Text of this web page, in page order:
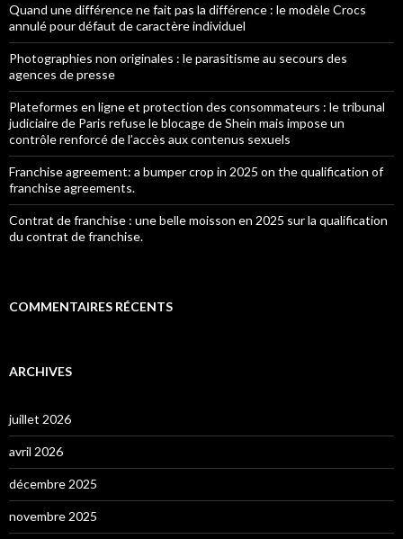
Quand une différence ne fait pas la différence : le modèle Crocs
annulé pour défaut de caractère individuel
Photographies non originales : le parasitisme au secours des
agences de presse
Plateformes en ligne et protection des consommateurs : le tribunal
judiciaire de Paris refuse le blocage de Shein mais impose un
contrôle renforcé de l’accès aux contenus sexuels
Franchise agreement: a bumper crop in 2025 on the qualification of
franchise agreements.
Contrat de franchise : une belle moisson en 2025 sur la qualification
du contrat de franchise.
COMMENTAIRES RÉCENTS
ARCHIVES
juillet 2026
avril 2026
décembre 2025
novembre 2025